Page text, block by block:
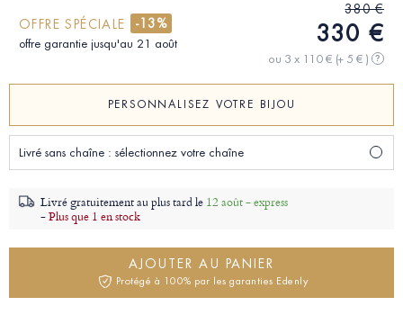
OFFRE SPÉCIALE -13%
offre garantie jusqu'au 21 août
380 €
330 €
ou 3 x 110 € (+ 5 € ) ?
PERSONNALISEZ VOTRE BIJOU
Livré sans chaîne : sélectionnez votre chaîne
Livré gratuitement au plus tard le 12 août - express
-Plus que 1 en stock
AJOUTER AU PANIER
Protégé à 100% par les garanties Edenly